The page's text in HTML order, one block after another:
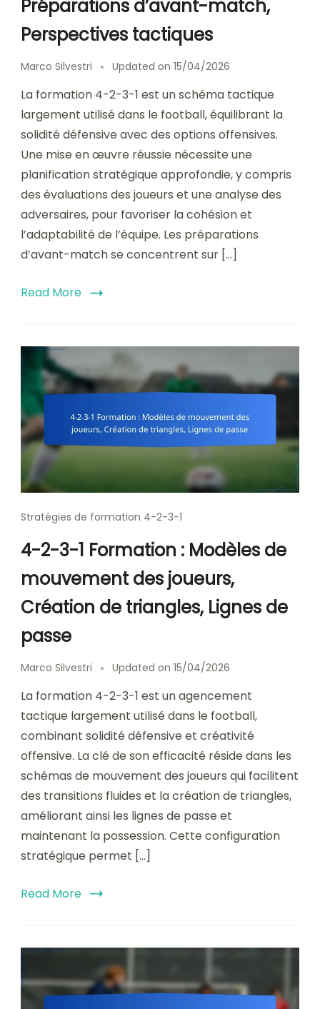
Préparations d’avant-match,
Perspectives tactiques
Marco Silvestri Updated on 15/04/2026
La formation 4-2-3-1 est un schéma tactique
largement utilisé dans le football, équilibrant la
solidité défensive avec des options offensives.
Une mise en œuvre réussie nécessite une
planification stratégique approfondie, y compris
des évaluations des joueurs et une analyse des
adversaires, pour favoriser la cohésion et
l’adaptabilité de l’équipe. Les préparations
d’avant-match se concentrent sur […]
Read More
Stratégies de formation 4-2-3-1
4-2-3-1 Formation : Modèles de
mouvement des joueurs,
Création de triangles, Lignes de
passe
Marco Silvestri Updated on 15/04/2026
La formation 4-2-3-1 est un agencement
tactique largement utilisé dans le football,
combinant solidité défensive et créativité
offensive. La clé de son efficacité réside dans les
schémas de mouvement des joueurs qui facilitent
des transitions fluides et la création de triangles,
améliorant ainsi les lignes de passe et
maintenant la possession. Cette configuration
stratégique permet […]
Read More